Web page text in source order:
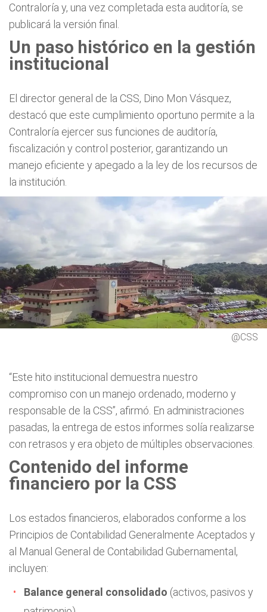
Contraloría y, una vez completada esta auditoría, se
publicará la versión final.
Un paso histórico en la gestión
institucional
El director general de la CSS, Dino Mon Vásquez,
destacó que este cumplimiento oportuno permite a la
Contraloría ejercer sus funciones de auditoría,
fiscalización y control posterior, garantizando un
manejo eficiente y apegado a la ley de los recursos de
la institución.
@CSS
“Este hito institucional demuestra nuestro
compromiso con un manejo ordenado, moderno y
responsable de la CSS”, afirmó. En administraciones
pasadas, la entrega de estos informes solía realizarse
con retrasos y era objeto de múltiples observaciones.
Contenido del informe
financiero por la CSS
Los estados financieros, elaborados conforme a los
Principios de Contabilidad Generalmente Aceptados y
al Manual General de Contabilidad Gubernamental,
incluyen:
Balance general consolidado (activos, pasivos y